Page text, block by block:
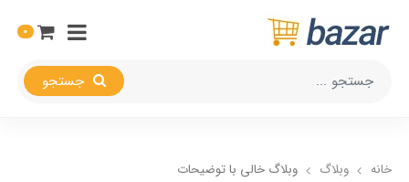
0
خانه وبلاگ وبلاگ خالی با توضیحات